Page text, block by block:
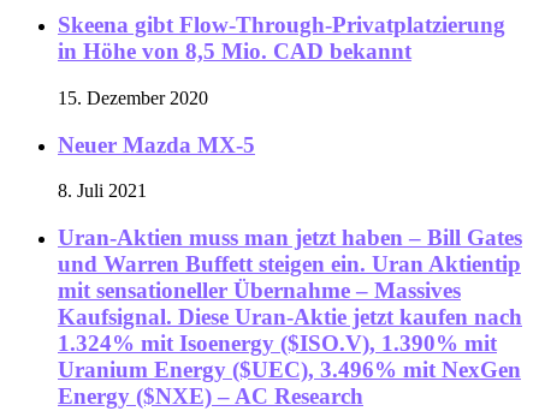
Skeena gibt Flow-Through-Privatplatzierung
in Höhe von 8,5 Mio. CAD bekannt
15. Dezember 2020
Neuer Mazda MX-5
8. Juli 2021
Uran-Aktien muss man jetzt haben – Bill Gates
und Warren Buffett steigen ein. Uran Aktientip
mit sensationeller Übernahme – Massives
Kaufsignal. Diese Uran-Aktie jetzt kaufen nach
1.324% mit Isoenergy ($ISO.V), 1.390% mit
Uranium Energy ($UEC), 3.496% mit NexGen
Energy ($NXE) – AC Research